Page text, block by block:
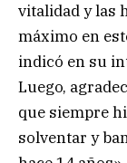
vitalidad y las
máximo en
indicó en su
Luego,
que siempre
solventar y